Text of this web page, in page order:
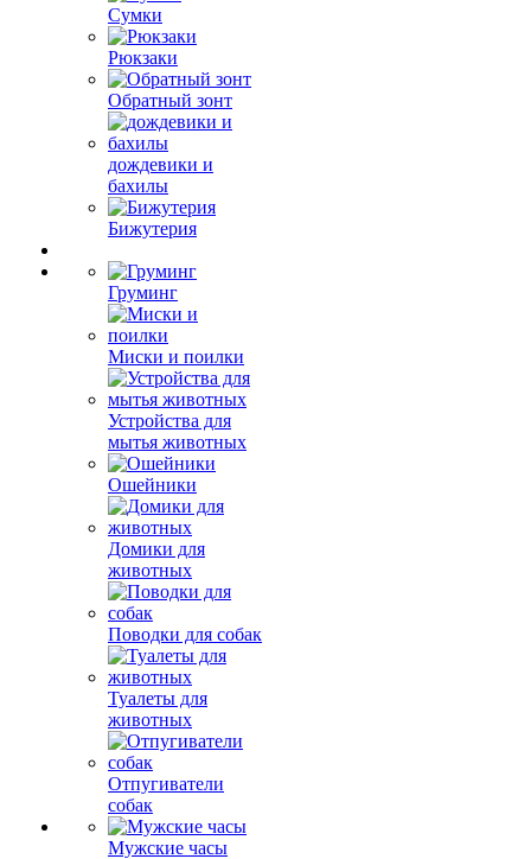
Сумки
Рюкзаки
Обратный зонт
дождевики и
бахилы
Бижутерия
Груминг
Миски и поилки
Устройства для
мытья животных
Ошейники
Домики для
животных
Поводки для собак
Туалеты для
животных
Отпугиватели
собак
Мужские часы